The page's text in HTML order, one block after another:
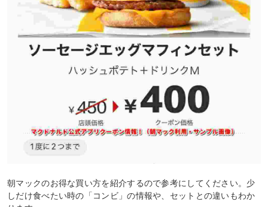
朝マックのお得な買い方を紹介するので参考にしてください。少
しだけ食べたい時の「コンビ」の情報や、セットとの違いもわか